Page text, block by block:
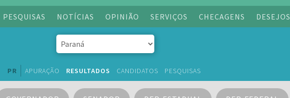
PESQUISAS NOTÍCIAS OPINIÃO SERVIÇOS CHECAGENS DESEJOS
PR APURAÇÃO RESULTADOS CANDIDATOS PESQUISAS